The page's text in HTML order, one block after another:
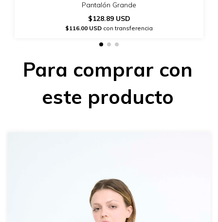
Pantalón Grande
$128.89 USD
$116.00 USD con transferencia
Para comprar con
este producto